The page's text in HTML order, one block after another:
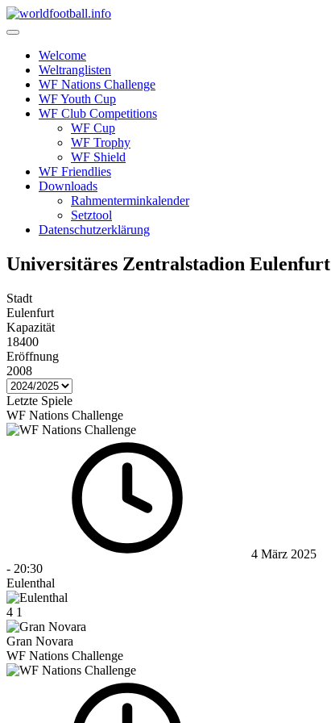
Skip
to
Welcome
Weltranglisten
WF Nations Challenge
WF Youth Cup
WF Club Competitions
WF Cup
WF Trophy
WF Shield
WF Friendlies
Downloads
Rahmenterminkalender
Setztool
Datenschutzerklärung
Universitäres Zentralstadion Eulenfurt
Stadt
Eulenfurt
Kapazität
18400
Eröffnung
2008
Letzte Spiele
WF Nations Challenge
4 März 2025
- 20:30
Eulenthal
4 1
Gran Novara
WF Nations Challenge